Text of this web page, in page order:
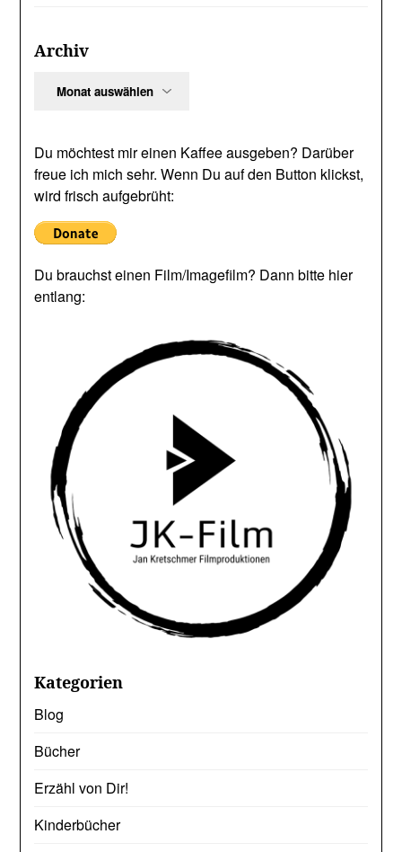
Archiv
Du möchtest mir einen Kaffee ausgeben? Darüber
freue ich mich sehr. Wenn Du auf den Button klickst,
wird frisch aufgebrüht:
Du brauchst einen Film/Imagefilm? Dann bitte hier
entlang:
Kategorien
Blog
Bücher
Erzähl von Dir!
Kinderbücher